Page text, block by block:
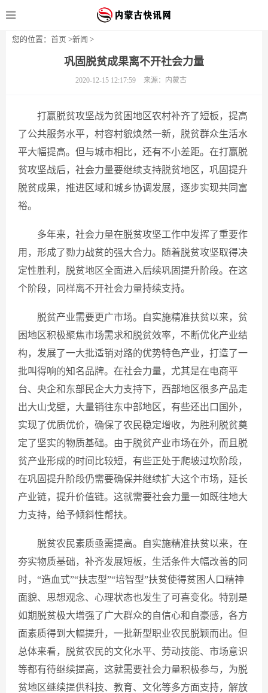
您的位置： 首页 >新闻 >
巩固脱贫成果离不开社会力量
2020-12-15 12:17:59 来源：内蒙古
打赢脱贫攻坚战为贫困地区农村补齐了短板，提高
了公共服务水平，村容村貌焕然一新，脱贫群众生活水
平大幅提高。但与城市相比，还有不小差距。在打赢脱
贫攻坚战后，社会力量要继续支持脱贫地区，巩固提升
脱贫成果，推进区域和城乡协调发展，逐步实现共同富
裕。
多年来，社会力量在脱贫攻坚工作中发挥了重要作
用，形成了勠力战贫的强大合力。随着脱贫攻坚取得决
定性胜利，脱贫地区全面进入后续巩固提升阶段。在这
个阶段，同样离不开社会力量持续支持。
脱贫产业需要更广市场。自实施精准扶贫以来，贫
困地区积极聚焦市场需求和脱贫效率，不断优化产业结
构，发展了一大批适销对路的优势特色产业，打造了一
批叫得响的知名品牌。在社会力量，尤其是在电商平
台、央企和东部民企大力支持下，西部地区很多产品走
出大山戈壁，大量销往东中部地区，有些还出口国外，
实现了优质优价，确保了农民稳定增收，为胜利脱贫奠
定了坚实的物质基础。由于脱贫产业市场在外，而且脱
贫产业形成的时间比较短，有些正处于爬坡过坎阶段，
在巩固提升阶段仍需要确保并继续扩大这个市场，延长
产业链，提升价值链。这就需要社会力量一如既往地大
力支持，给予倾斜性帮扶。
脱贫农民素质亟需提高。自实施精准扶贫以来，在
夯实物质基础，补齐发展短板，生活条件大幅改善的同
时，“造血式”“扶志型”“培智型”扶贫使得贫困人口精神
面貌、思想观念、心理状态也发生了可喜变化。特别是
如期脱贫极大增强了广大群众的自信心和自豪感，各方
面素质得到大幅提升，一批新型职业农民脱颖而出。但
总体来看，脱贫农民的文化水平、劳动技能、市场意识
等都有待继续提高，这就需要社会力量积极参与，为脱
贫地区继续提供科技、教育、文化等多方面支持，解放